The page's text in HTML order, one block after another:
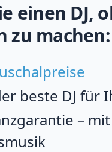
einen DJ,
zu machen:
beste DJ für
–